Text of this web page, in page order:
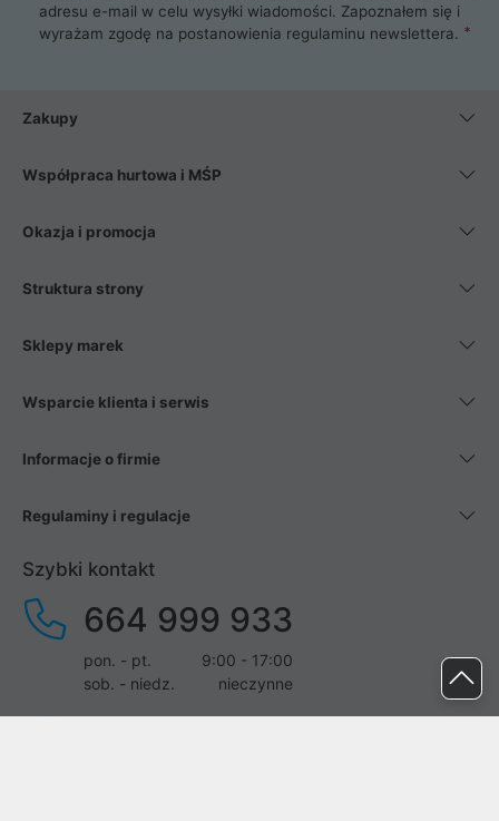
adresu e-mail w celu wysyłki wiadomości. Zapoznałem się i
wyrażam zgodę na postanowienia regulaminu newslettera.
Zakupy
Współpraca hurtowa i MŚP
Okazja i promocja
Struktura strony
Sklepy marek
Wsparcie klienta i serwis
Informacje o firmie
Regulaminy i regulacje
Szybki kontakt
664 999 933
pon. - pt.
9:00 - 17:00
sob. - niedz.
nieczynne